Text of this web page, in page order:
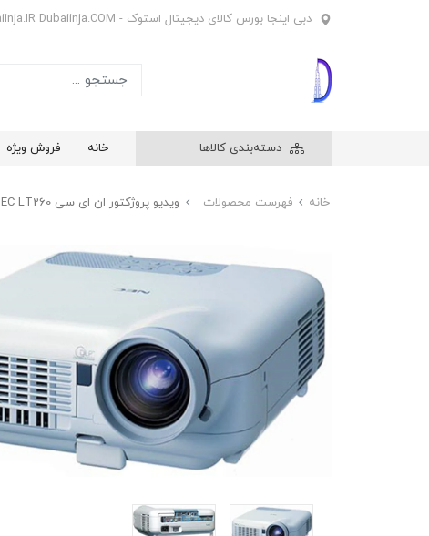
دبی اینجا بورس کالای دیجیتال استوک - Dubaiinja.IR Dubaiinja.COM
دسته‌بندی کالاها خانه فروش ویژه
خانه فهرست محصولات ویدیو پروژکتور ان ای سی NEC LT260